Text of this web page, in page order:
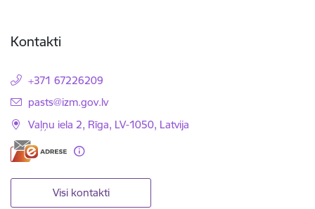
Kontakti
+371 67226209
E-pasts:
pasts@izm.gov.lv
Vaļņu iela 2, Rīga, LV-1050, Latvija
Visi kontakti